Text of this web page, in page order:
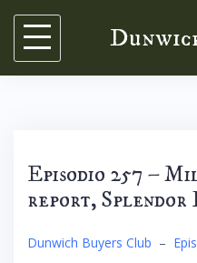
Skip
content
Episodio 257 –
report, Splendor
Dunwich Buyers Club –